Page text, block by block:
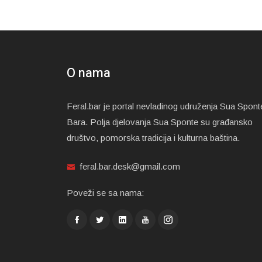
O nama
Feral.bar je portal nevladinog udruženja Sua
Bara. Polja djelovanja Sua Sponte su građansko
društvo, pomorska tradicija i kulturna baština.
feral.bar.desk@gmail.com
Poveži se sa nama: